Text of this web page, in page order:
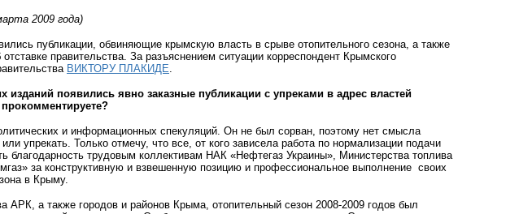
2009 года)
публикации, обвиняющие крымскую власть в срыве отопительного сезона, а также
правительства. За разъяснением ситуации корреспондент Крымского
ВИКТОРУ ПЛАКИДЕ
появились явно заказные публикации с упреками в адрес властей
и информационных спекуляций. Он не был сорван, поэтому нет смысла
упрекать. Только отмечу, что все, от кого зависела работа по нормализации подачи
благодарность трудовым коллективам НАК «Нефтегаз Украины», Министерства топлива
за конструктивную и взвешенную позицию и профессиональное выполнение своих
в Крыму.
а также городов и районов Крыма, отопительный сезон 2008-2009 годов был